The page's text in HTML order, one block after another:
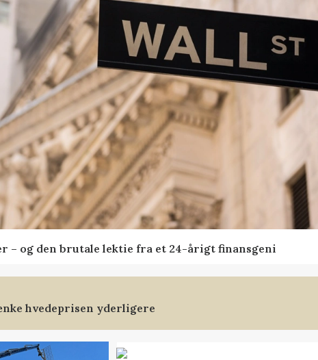
– og den brutale lektie fra et 24-årigt finansgeni
hvedeprisen yderligere